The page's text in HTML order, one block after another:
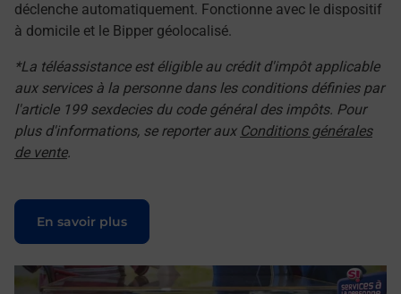
déclenche automatiquement. Fonctionne avec le dispositif
à domicile et le Bipper géolocalisé.
*La téléassistance est éligible au crédit d'impôt applicable
aux services à la personne dans les conditions définies par
l'article 199 sexdecies du code général des impôts. Pour
plus d'informations, se reporter aux Conditions générales
de vente.
En savoir plus
Le lien s'ouvre dans un nouvel onglet